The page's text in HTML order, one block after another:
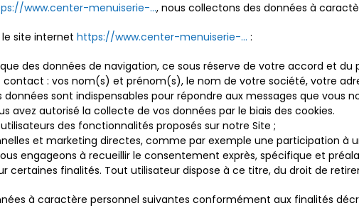
www.center-menuiserie-..., nous collectons des données à
le site internet https://www.center-menuiserie-... :
des données de navigation, ce sous réserve de votre accord et
contact : vos nom(s) et prénom(s), le nom de votre société, votre
sont indispensables pour répondre aux messages que vous
avez autorisé la collecte de vos données par le biais des cookies.
des fonctionnalités proposés sur notre Site ;
et marketing directes, comme par exemple une participation à
engageons à recueillir le consentement exprès, spécifique et
certaines finalités. Tout utilisateur dispose à ce titre, du droit de
à caractère personnel suivantes conformément aux finalités